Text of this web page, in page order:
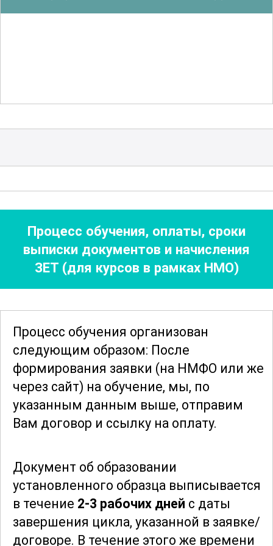
партнеров, где слушатели учатся
тренажёры.
Особое внимание уделяется нюансам
работы с детьми — как создать
доверительную атмосферу, как
объяснить родителям суть процедур,
Рассматриваются этические аспекты
взаимодействия с
несовершеннолетними пациентами и
их семьями.
После курса слушатели умеют
проводить первичную диагностику
состояния от хронических, выявлять
тревожные симптомы. Они знают
основные методы лечения, правила
ухода за больными и меры
Процесс обучения, оплаты, сроки
выписки документов и начисления
ЗЕТ (для курсов в рамках НМО)
Процесс обучения организован
следующим образом: После
формирования заявки (на НМФО или же
через сайт) на обучение, мы, по
указанным данным выше, отправим
Вам договор и ссылку на оплату.
Документ об образовании
установленного образца выписывается
в течение 2-3 рабочих дней с даты
завершения цикла, указанной в заявке/
договоре. В течение этого же времени